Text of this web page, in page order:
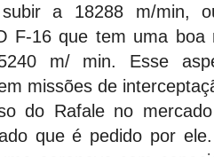
subir a 18288 m/min,
F-16 que tem uma boa
m/ min. Esse
missões de
do Rafale no
que é pedido por